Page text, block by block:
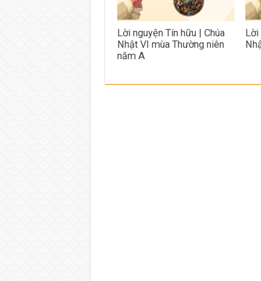
Lời nguyện Tín hữu | Chúa
Nhật VI mùa Thường niên
năm A